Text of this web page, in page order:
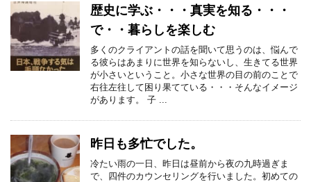
歴史に学ぶ・・・真実を知る・・・
で・・暮らしを楽しむ
多くのクライアントの話を聞いて思うのは、悩んで
る彼らはあまりに世界を知らないし、生きてる世界
が小さいということ。小さな世界の目の前のことで
右往左往して困り果てている・・・そんなイメージ
があります。 子 ...
昨日も多忙でした。
冷たい雨の一日、昨日は昼前から夜の九時過ぎま
で、四件のカウンセリングを行いました。初めての